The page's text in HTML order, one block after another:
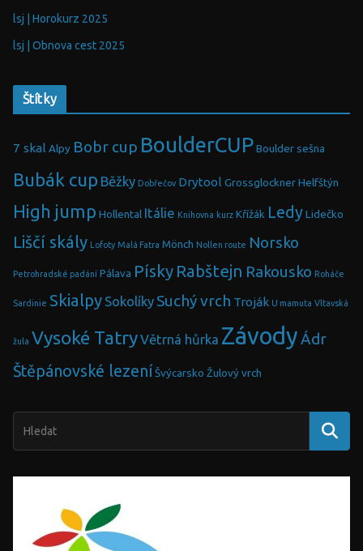
lsj | Horokurz 2025
lsj | Obnova cest 2025
Štítky
7 skal Alpy Bobr cup BoulderCUP Boulder sešna
Bubák cup Běžky Dobřečov Drytool Grossglockner Helfštýn
High jump Hollental Itálie Knihovna kurz Křížák Ledy Lidečko
Liščí skály Lofoty Malá Fatra Mönch Nollen route Norsko
Petrohradské padání Pálava Písky Rabštejn Rakousko Roháče
Sardinie Skialpy Sokolíky Suchý vrch Troják U mamuta Vltavská
žula Vysoké TatryVětrná hůrka ZávodyÁdr
Štěpánovské lezení Švýcarsko Žulový vrch